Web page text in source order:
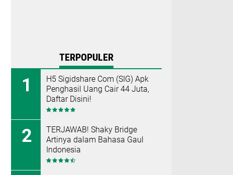
TERPOPULER
H5 Sigidshare Com (SIG) Apk
Penghasil Uang Cair 44 Juta,
Daftar Disini!
TERJAWAB! Shaky Bridge
Artinya dalam Bahasa Gaul
Indonesia